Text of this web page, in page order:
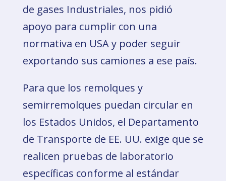
de gases Industriales, nos pidió
apoyo para cumplir con una
normativa en USA y poder seguir
exportando sus camiones a ese país.
Para que los remolques y
semirremolques puedan circular en
los Estados Unidos, el Departamento
de Transporte de EE. UU. exige que se
realicen pruebas de laboratorio
específicas conforme al estándar